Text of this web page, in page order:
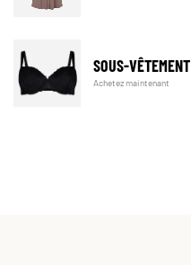
SOUS-VÊTEMENT
Achetez maintenant